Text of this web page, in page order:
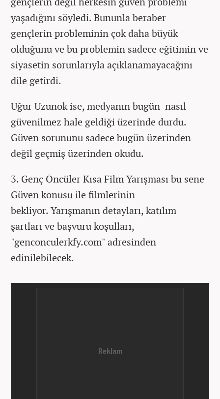
yaşadığını söyledi. Bununla beraber
gençlerin probleminin çok daha büyük
olduğunu ve bu problemin sadece eğitimin ve
siyasetin sorunlarıyla açıklanamayacağını
dile getirdi.
Uğur Uzunok ise, medyanın bugün nasıl
güvenilmez hale geldiği üzerinde durdu.
Güven sorununu sadece bugün üzerinden
değil geçmiş üzerinden okudu.
3. Genç Öncüler Kısa Film Yarışması bu sene
Güven konusu ile filmlerinin
bekliyor. Yarışmanın detayları, katılım
şartları ve başvuru koşulları,
"genconculerkfy.com" adresinden
edinilebilecek.